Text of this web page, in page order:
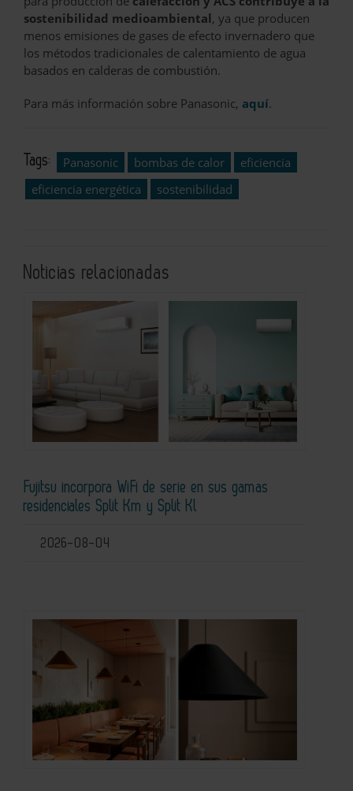
sostenibilidad medioambiental, ya que producen
menos emisiones de gases de efecto invernadero que
los métodos tradicionales de calentamiento de agua
basados en calderas de combustión.
Para más información sobre Panasonic, aquí.
Tags: Panasonic bombas de calor
eficiencia
eficiencia energética
sostenibilidad
Noticias relacionadas
Fujitsu incorpora WiFi de serie en sus gamas
residenciales Split Km y Split Kl
2026-08-04